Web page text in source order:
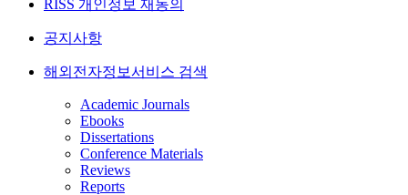
RISS 개인정보 재동의
공지사항
해외전자정보서비스 검색
Academic Journals
Ebooks
Dissertations
Conference Materials
Reviews
Reports